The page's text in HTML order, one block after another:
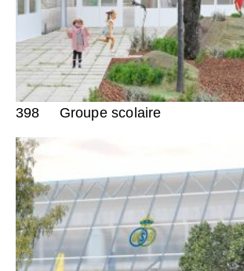
398 Groupe scolaire